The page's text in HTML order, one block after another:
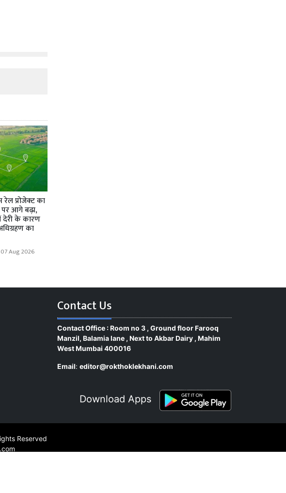
रेल प्रोजेक्ट का
आगे बढ़ा,
देरी के कारण
का
Aug 2026
Contact Us
Contact Office : Room no 3 , Ground floor Farooq
Manzil, Balamia lane , Next to Akbar Dairy , Mahim
West Mumbai 400016
Email: editor@rokthoklekhani.com
Download Apps
Reserved